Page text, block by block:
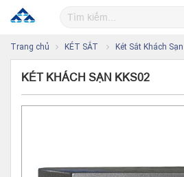
Trang chủ KÉT SẮT Két Sắt Khách Sạn
KÉT KHÁCH SẠN KKS02